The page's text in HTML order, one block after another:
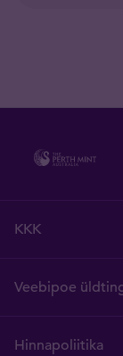
KKK
Veebipoe
Hinnapoliitika